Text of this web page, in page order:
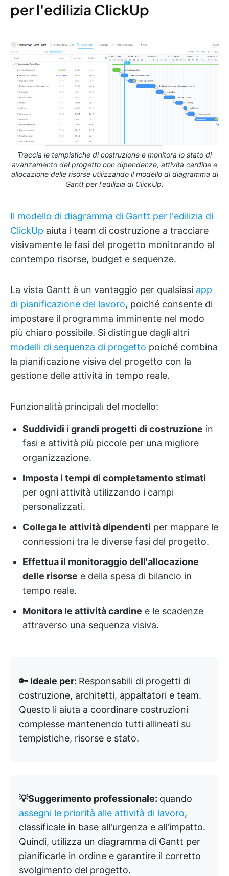
per l'edilizia ClickUp
Traccia le tempistiche di costruzione e monitora lo stato di
avanzamento del progetto con dipendenze, attività cardine e
allocazione delle risorse utilizzando il modello di diagramma di
Gantt per l'edilizia di ClickUp.
Il modello di diagramma di Gantt per l'edilizia di
ClickUp aiuta i team di costruzione a tracciare
visivamente le fasi del progetto monitorando al
contempo risorse, budget e sequenze.
La vista Gantt è un vantaggio per qualsiasi app
di pianificazione del lavoro, poiché consente di
impostare il programma imminente nel modo
più chiaro possibile. Si distingue dagli altri
modelli di sequenza di progetto poiché combina
la pianificazione visiva del progetto con la
gestione delle attività in tempo reale.
Funzionalità principali del modello:
Suddividi i grandi progetti di costruzione in
fasi e attività più piccole per una migliore
organizzazione.
Imposta i tempi di completamento stimati
per ogni attività utilizzando i campi
personalizzati.
Collega le attività dipendenti per mappare le
connessioni tra le diverse fasi del progetto.
Effettua il monitoraggio dell'allocazione
delle risorse e della spesa di bilancio in
tempo reale.
Monitora le attività cardine e le scadenze
attraverso una sequenza visiva.
🔑 Ideale per: Responsabili di progetti di
costruzione, architetti, appaltatori e team.
Questo li aiuta a coordinare costruzioni
complesse mantenendo tutti allineati su
tempistiche, risorse e stato.
💡Suggerimento professionale: quando
assegni le priorità alle attività di lavoro,
classificale in base all'urgenza e all'impatto.
Quindi, utilizza un diagramma di Gantt per
pianificarle in ordine e garantire il corretto
svolgimento del progetto.